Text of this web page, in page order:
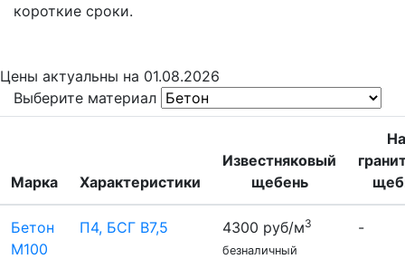
короткие сроки.
Цены актуальны на 01.08.2026
Выберите материал
Марка Характеристики
Известняковый
щебень
На
Бетон
М100
П4, БСГ В7,5 4300 руб/м3
безналичный
-